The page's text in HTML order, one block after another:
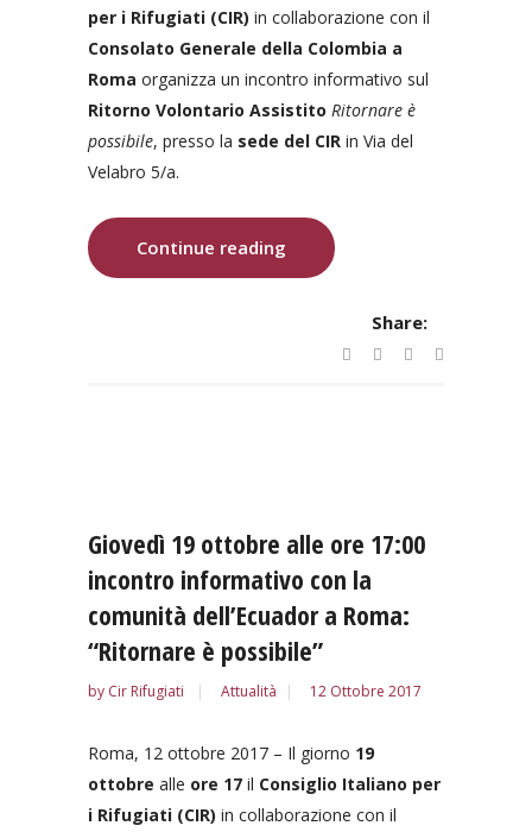
per i Rifugiati (CIR) in collaborazione con il
Consolato Generale della Colombia a
Roma organizza un incontro informativo sul
Ritorno Volontario Assistito Ritornare è
possibile, presso la sede del CIR in Via del
Velabro 5/a.
Continue reading
Share:
Giovedì 19 ottobre alle ore 17:00
incontro informativo con la
comunità dell’Ecuador a Roma:
“Ritornare è possibile”
by Cir Rifugiati Attualità 12 Ottobre 2017
Roma, 12 ottobre 2017 – Il giorno 19
ottobre alle ore 17 il Consiglio Italiano per
i Rifugiati (CIR) in collaborazione con il